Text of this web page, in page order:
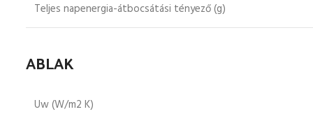
Teljes napenergia-átbocsátási tényező (g)
ABLAK
Uw (W/m2 K)